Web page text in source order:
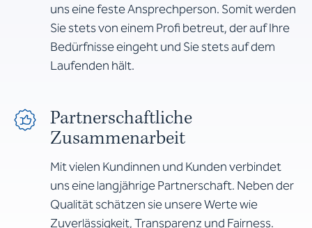
uns eine feste Ansprechperson. Somit werden
Sie stets von einem Profi betreut, der auf Ihre
Bedürfnisse eingeht und Sie stets auf dem
Laufenden hält.
Partnerschaftliche
Zusammenarbeit
Mit vielen Kundinnen und Kunden verbindet
uns eine langjährige Partnerschaft. Neben der
Qualität schätzen sie unsere Werte wie
Zuverlässigkeit, Transparenz und Fairness.